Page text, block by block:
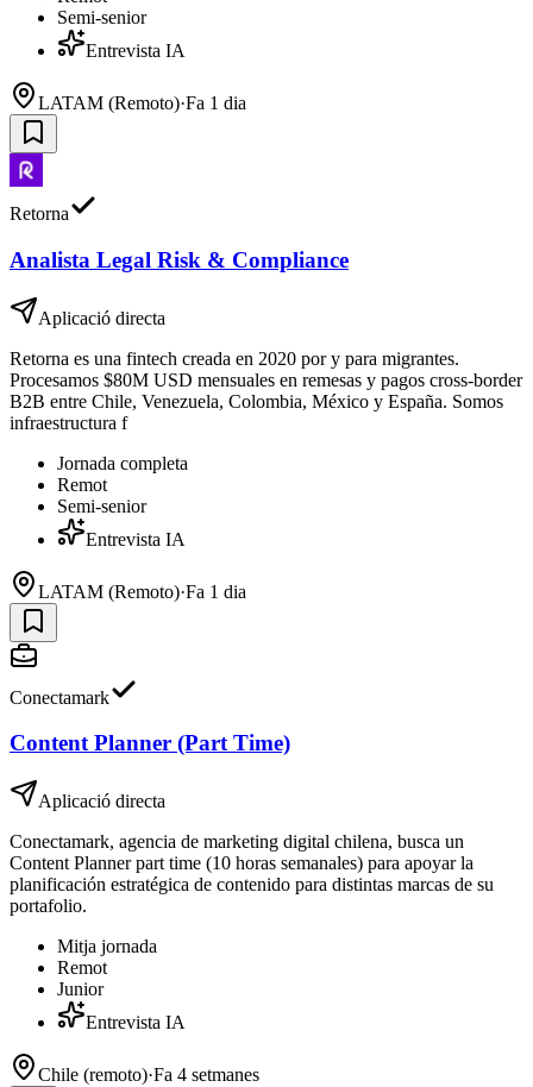
Semi-senior
Entrevista IA
LATAM (Remoto)·Fa 1 dia
Retorna
Analista Legal Risk & Compliance
Aplicació directa
Retorna es una fintech creada en 2020 por y para migrantes.
Procesamos $80M USD mensuales en remesas y pagos cross-border
B2B entre Chile, Venezuela, Colombia, México y España. Somos
infraestructura f
Jornada completa
Remot
Semi-senior
Entrevista IA
LATAM (Remoto)·Fa 1 dia
Conectamark
Content Planner (Part Time)
Aplicació directa
Conectamark, agencia de marketing digital chilena, busca un
Content Planner part time (10 horas semanales) para apoyar la
planificación estratégica de contenido para distintas marcas de su
portafolio.
Mitja jornada
Remot
Junior
Entrevista IA
Chile (remoto)·Fa 4 setmanes